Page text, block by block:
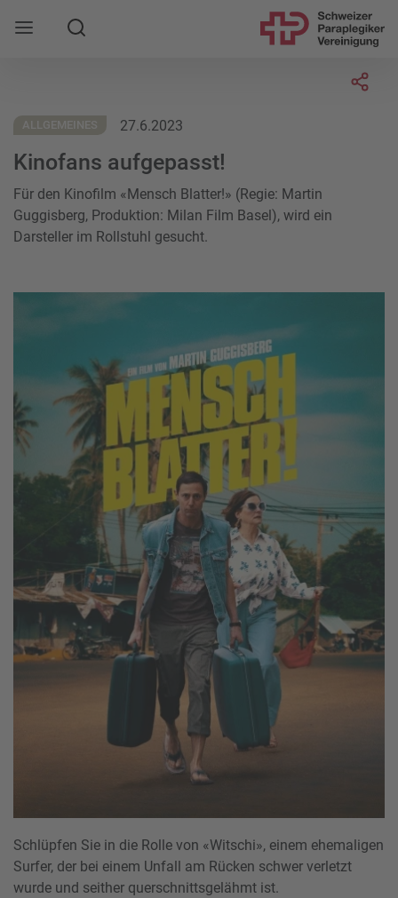
Mobile Navigation öffnen
Suche
ALLGEMEINES 27.6.2023
Kinofans aufgepasst!
Für den Kinofilm «Mensch Blatter!» (Regie: Martin
Guggisberg, Produktion: Milan Film Basel), wird ein
Darsteller im Rollstuhl gesucht.
Schlüpfen Sie in die Rolle von «Witschi», einem ehemaligen
Surfer, der bei einem Unfall am Rücken schwer verletzt
wurde und seither querschnittsgelähmt ist.